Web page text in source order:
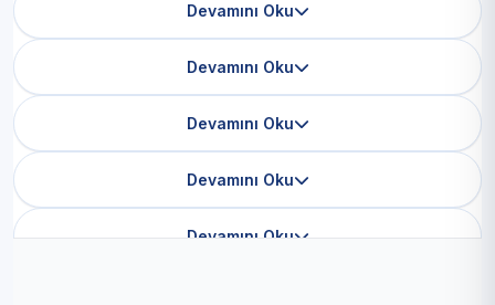
Devamını Oku
Devamını Oku
Devamını Oku
Devamını Oku
Devamını Oku